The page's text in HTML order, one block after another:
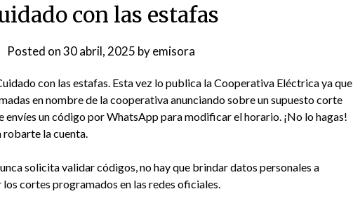
con las estafas
Posted on30 abril, 2025 byemisora
con las estafas. Esta vez lo publica la Cooperativa Eléctrica ya que
en nombre de la cooperativa anunciando sobre un supuesto corte
envíes un código por WhatsApp para modificar el horario. ¡No lo hagas!
robarte la cuenta.
solicita validar códigos, no hay que brindar datos personales a
cortes programados en las redes oficiales.